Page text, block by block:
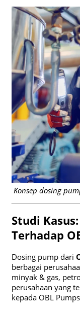
Konsep dosing
Studi
Terhadap
Dosing pump dari
berbagai
minyak & gas,
perusahaan yang
kepada OBL